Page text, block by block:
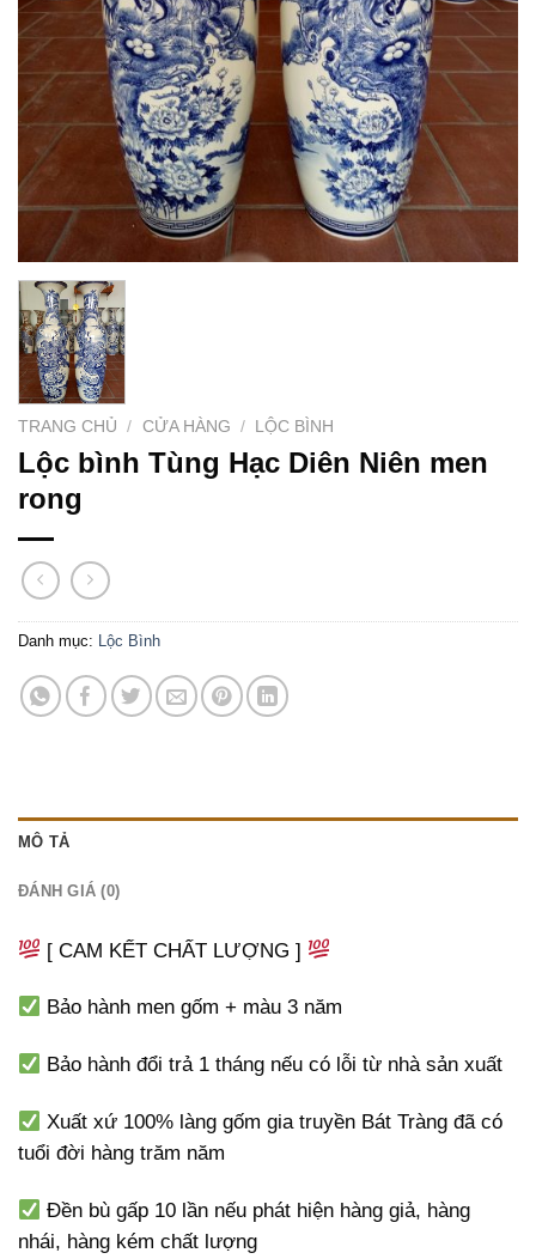
TRANG CHỦ / CỬA HÀNG / LỘC BÌNH
Lộc bình Tùng Hạc Diên Niên men
rong
Danh mục: Lộc Bình
MÔ TẢ
ĐÁNH GIÁ (0)
[ CAM KẾT CHẤT LƯỢNG ]
Bảo hành men gốm + màu 3 năm
Bảo hành đổi trả 1 tháng nếu có lỗi từ nhà sản xuất
Xuất xứ 100% làng gốm gia truyền Bát Tràng đã có
tuổi đời hàng trăm năm
Đền bù gấp 10 lần nếu phát hiện hàng giả, hàng
nhái, hàng kém chất lượng